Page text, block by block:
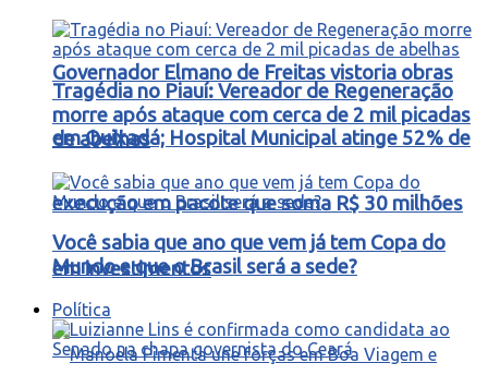
Governador Elmano de Freitas vistoria obras
em Quixadá; Hospital Municipal atinge 52% de
execução em pacote que soma R$ 30 milhões
em investimentos
Tragédia no Piauí: Vereador de Regeneração
morre após ataque com cerca de 2 mil picadas
de abelhas
Você sabia que ano que vem já tem Copa do
Mundo e que o Brasil será a sede?
Política